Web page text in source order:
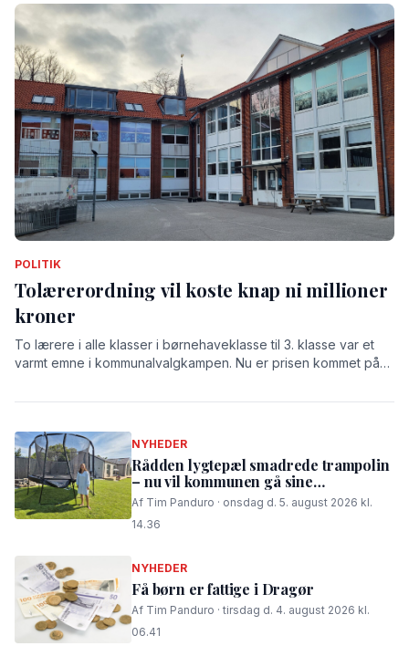
givet hende både store oplevelser og stærke relationer.
POLITIK
Tolærerordning vil koste knap ni millioner
kroner
To lærere i alle klasser i børnehaveklasse til 3. klasse var et
varmt emne i kommunalvalgkampen. Nu er prisen kommet på
NYHEDER
Rådden lygtepæl smadrede trampolin
– nu vil kommunen gå sine
procedurer efter
Af Tim Panduro · onsdag d. 5. august 2026 kl.
14.36
NYHEDER
Få børn er fattige i Dragør
Af Tim Panduro · tirsdag d. 4. august 2026 kl.
06.41